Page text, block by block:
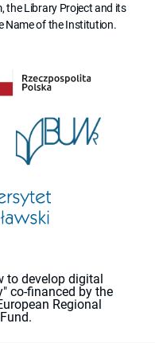
the Library Project and its
Name of the Institution.
to develop digital
co-financed by the
Regional